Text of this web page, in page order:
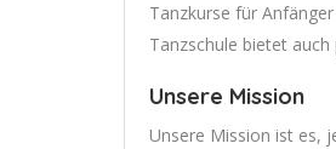
Tanzkurse für
Tanzschule bietet
Unsere Mission
Unsere Mission ist es,